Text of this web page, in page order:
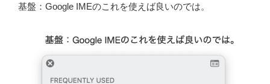
基盤：Google IMEのこれを使えば良いのでは。